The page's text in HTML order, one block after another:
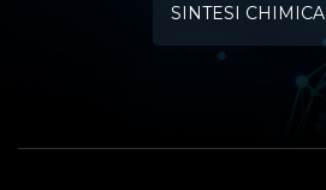
SINTESI CHIMICA